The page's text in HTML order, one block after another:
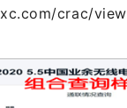
crac/view